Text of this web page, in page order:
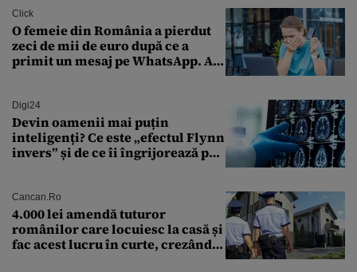
Click
O femeie din România a pierdut
zeci de mii de euro după ce a
primit un mesaj pe WhatsApp. A
Digi24
Devin oamenii mai puțin
inteligenți? Ce este „efectul Flynn
invers” și de ce îi îngrijorează pe
Cancan.ro
4.000 lei amendă tuturor
românilor care locuiesc la casă și
fac acest lucru în curte, crezând